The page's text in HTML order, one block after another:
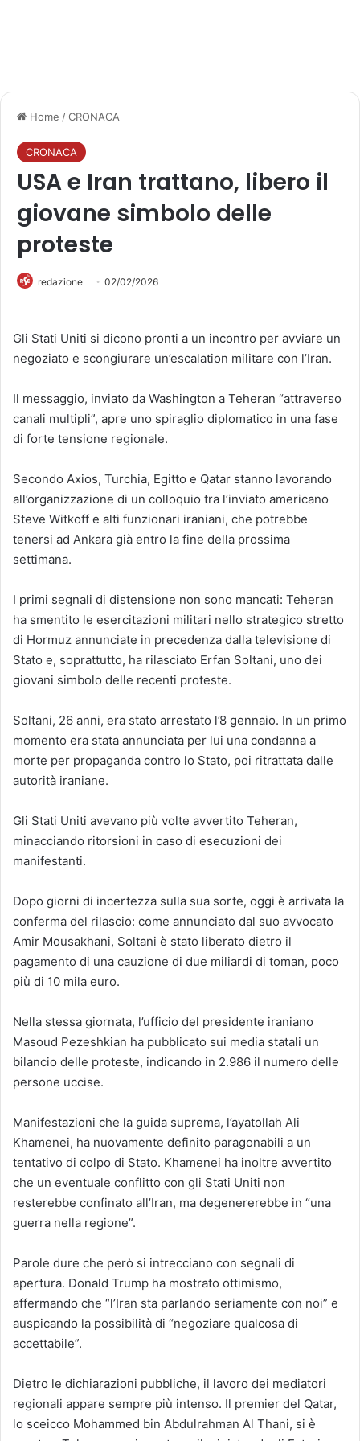
Home /CRONACA
CRONACA
USA e Iran trattano, libero il
giovane simbolo delle
proteste
redazione 02/02/2026
Gli Stati Uniti si dicono pronti a un incontro per avviare un
negoziato e scongiurare un’escalation militare con l’Iran.
Il messaggio, inviato da Washington a Teheran “attraverso
canali multipli”, apre uno spiraglio diplomatico in una fase
di forte tensione regionale.
Secondo Axios, Turchia, Egitto e Qatar stanno lavorando
all’organizzazione di un colloquio tra l’inviato americano
Steve Witkoff e alti funzionari iraniani, che potrebbe
tenersi ad Ankara già entro la fine della prossima
settimana.
I primi segnali di distensione non sono mancati: Teheran
ha smentito le esercitazioni militari nello strategico stretto
di Hormuz annunciate in precedenza dalla televisione di
Stato e, soprattutto, ha rilasciato Erfan Soltani, uno dei
giovani simbolo delle recenti proteste.
Soltani, 26 anni, era stato arrestato l’8 gennaio. In un primo
momento era stata annunciata per lui una condanna a
morte per propaganda contro lo Stato, poi ritrattata dalle
autorità iraniane.
Gli Stati Uniti avevano più volte avvertito Teheran,
minacciando ritorsioni in caso di esecuzioni dei
manifestanti.
Dopo giorni di incertezza sulla sua sorte, oggi è arrivata la
conferma del rilascio: come annunciato dal suo avvocato
Amir Mousakhani, Soltani è stato liberato dietro il
pagamento di una cauzione di due miliardi di toman, poco
più di 10 mila euro.
Nella stessa giornata, l’ufficio del presidente iraniano
Masoud Pezeshkian ha pubblicato sui media statali un
bilancio delle proteste, indicando in 2.986 il numero delle
persone uccise.
Manifestazioni che la guida suprema, l’ayatollah Ali
Khamenei, ha nuovamente definito paragonabili a un
tentativo di colpo di Stato. Khamenei ha inoltre avvertito
che un eventuale conflitto con gli Stati Uniti non
resterebbe confinato all’Iran, ma degenererebbe in “una
guerra nella regione”.
Parole dure che però si intrecciano con segnali di
apertura. Donald Trump ha mostrato ottimismo,
affermando che “l’Iran sta parlando seriamente con noi” e
auspicando la possibilità di “negoziare qualcosa di
accettabile”.
Dietro le dichiarazioni pubbliche, il lavoro dei mediatori
regionali appare sempre più intenso. Il premier del Qatar,
lo sceicco Mohammed bin Abdulrahman Al Thani, si è